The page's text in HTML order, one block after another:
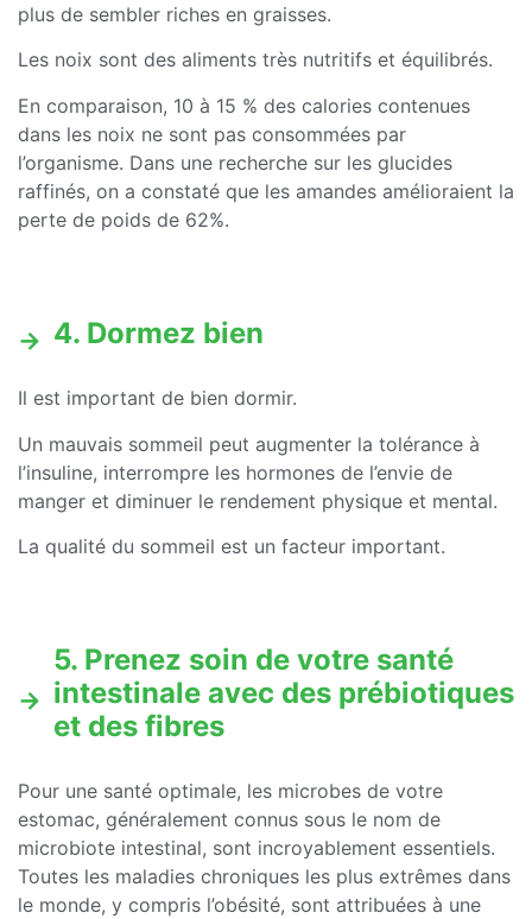
plus de sembler riches en graisses.
Les noix sont des aliments très nutritifs et équilibrés.
En comparaison, 10 à 15 % des calories contenues
dans les noix ne sont pas consommées par
l’organisme. Dans une recherche sur les glucides
raffinés, on a constaté que les amandes amélioraient la
perte de poids de 62%.
4. Dormez bien
Il est important de bien dormir.
Un mauvais sommeil peut augmenter la tolérance à
l’insuline, interrompre les hormones de l’envie de
manger et diminuer le rendement physique et mental.
La qualité du sommeil est un facteur important.
5. Prenez soin de votre santé
intestinale avec des prébiotiques
et des fibres
Pour une santé optimale, les microbes de votre
estomac, généralement connus sous le nom de
microbiote intestinal, sont incroyablement essentiels.
Toutes les maladies chroniques les plus extrêmes dans
le monde, y compris l’obésité, sont attribuées à une